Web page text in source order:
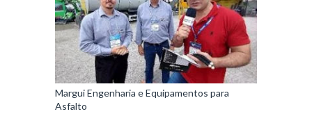
Margui Engenharia e Equipamentos para
Asfalto